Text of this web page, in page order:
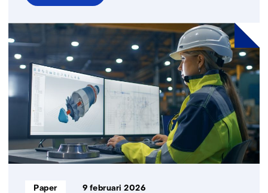
over
Nieuw
expertisecentrum
bedrijven
helpen
veiliger
duurzamer
te
innoveren
Informatietype:
Paper 9 februari 2026